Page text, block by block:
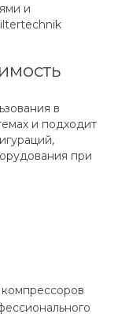
и
в
и подходит
при